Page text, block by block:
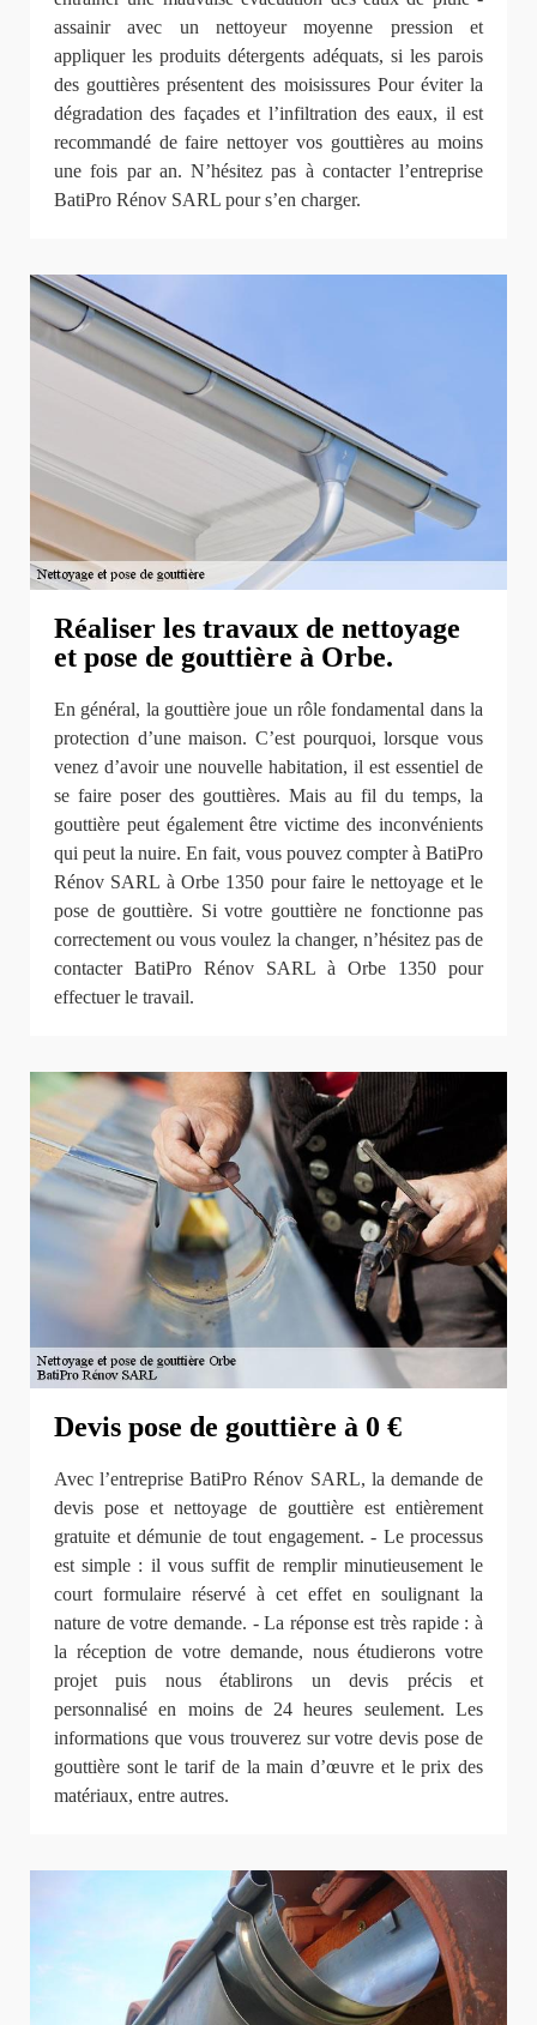
assainir avec un nettoyeur moyenne pression et
appliquer les produits détergents adéquats, si les parois
des gouttières présentent des moisissures Pour éviter la
dégradation des façades et l’infiltration des eaux, il est
recommandé de faire nettoyer vos gouttières au moins
une fois par an. N’hésitez pas à contacter l’entreprise
BatiPro Rénov SARL pour s’en charger.
Réaliser les travaux de nettoyage
et pose de gouttière à Orbe.
En général, la gouttière joue un rôle fondamental dans la
protection d’une maison. C’est pourquoi, lorsque vous
venez d’avoir une nouvelle habitation, il est essentiel de
se faire poser des gouttières. Mais au fil du temps, la
gouttière peut également être victime des inconvénients
qui peut la nuire. En fait, vous pouvez compter à BatiPro
Rénov SARL à Orbe 1350 pour faire le nettoyage et le
pose de gouttière. Si votre gouttière ne fonctionne pas
correctement ou vous voulez la changer, n’hésitez pas de
contacter BatiPro Rénov SARL à Orbe 1350 pour
effectuer le travail.
Devis pose de gouttière à 0 €
Avec l’entreprise BatiPro Rénov SARL, la demande de
devis pose et nettoyage de gouttière est entièrement
gratuite et démunie de tout engagement. - Le processus
est simple : il vous suffit de remplir minutieusement le
court formulaire réservé à cet effet en soulignant la
nature de votre demande. - La réponse est très rapide : à
la réception de votre demande, nous étudierons votre
projet puis nous établirons un devis précis et
personnalisé en moins de 24 heures seulement. Les
informations que vous trouverez sur votre devis pose de
gouttière sont le tarif de la main d’œuvre et le prix des
matériaux, entre autres.